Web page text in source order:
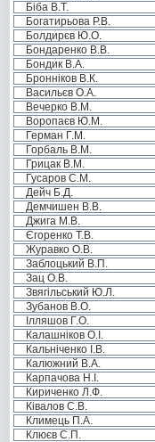
Біба В.Т.
Богатирьова Р.В.
Болдирєв Ю.О.
Бондаренко В.В.
Бондик В.А.
Бронніков В.К.
Васильєв О.А.
Вечерко В.М.
Воропаєв Ю.М.
Герман Г.М.
Горбаль В.М.
Грицак В.М.
Гусаров С.М.
Дейч Б.Д.
Демчишен В.В.
Джига М.В.
Єгоренко Т.В.
Журавко О.В.
Заблоцький В.П.
Зац О.В.
Звягільський Ю.Л.
Зубанов В.О.
Ілляшов Г.О.
Калашніков О.І.
Кальніченко І.В.
Калюжний В.А.
Карпачова Н.І.
Кириченко Л.Ф.
Ківалов С.В.
Климець П.А.
Клюєв С.П.